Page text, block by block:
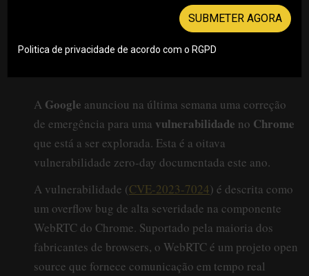
A Google anunciou na última semana uma correção
de emergência para uma vulnerabilidade no Chrome
que está a ser explorada. Esta é a oitava
vulnerabilidade zero-day documentada este ano.
A vulnerabilidade (CVE-2023-7024) é descrita como
um overflow bug de alta severidade na componente
WebRTC do Chrome. Suportado pela maioria dos
fabricantes de browsers, o WebRTC é um projeto open
source que fornece comunicação em tempo real
SUBMETER AGORA
Politica de privacidade de acordo com o RGPD